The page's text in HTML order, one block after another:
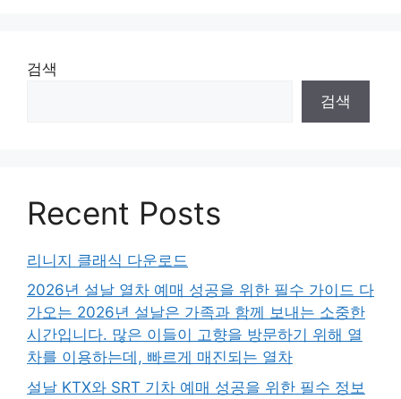
검색
검색
Recent Posts
리니지 클래식 다운로드
2026년 설날 열차 예매 성공을 위한 필수 가이드 다
가오는 2026년 설날은 가족과 함께 보내는 소중한
시간입니다. 많은 이들이 고향을 방문하기 위해 열
차를 이용하는데, 빠르게 매진되는 열차
설날 KTX와 SRT 기차 예매 성공을 위한 필수 정보